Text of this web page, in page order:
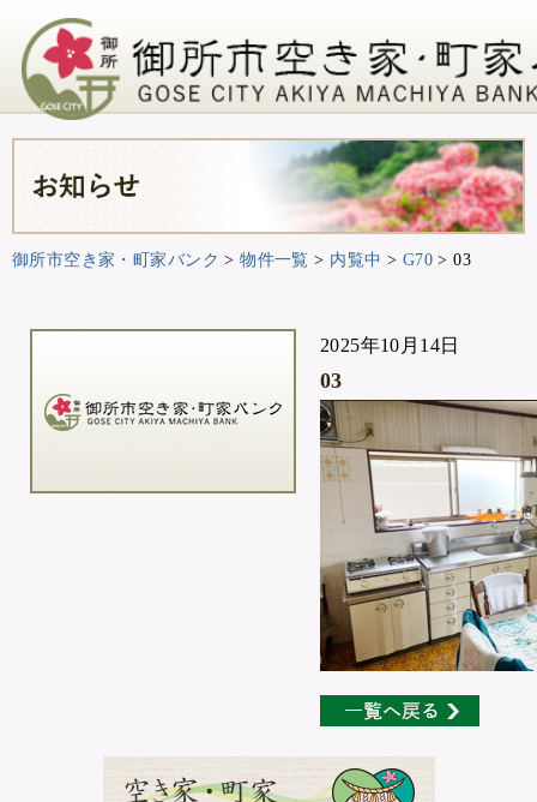
御所市空き家・町家バンク >物件一覧 > 内覧中 > G70>03
2025年10月14日
03